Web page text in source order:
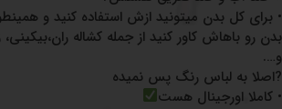
• برای کل بدن میتونید ازش استفاده کنید و
بدن رو باهاش کاور کنید از جمله کشاله ران،بیکینی،
و….
?اصلا به لباس رنگ پس نمیده
• کاملا اورجینال هست